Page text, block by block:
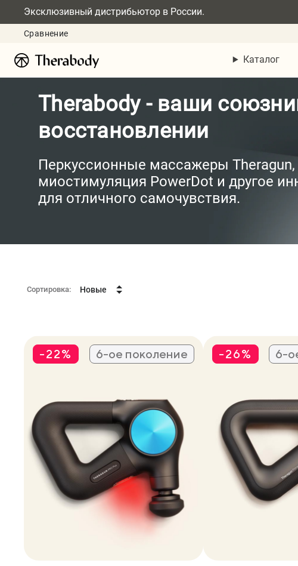
Эксклюзивный дистрибьютор в России.
Сравнение
Каталог
Therabody - ваши
восстановлении
Перкуссионные массажеры Theragun,
миостимуляция PowerDot и другое
для отличного самочувствия.
Сортировка: Новые
6-ое поколение
-22% 6-
-26%